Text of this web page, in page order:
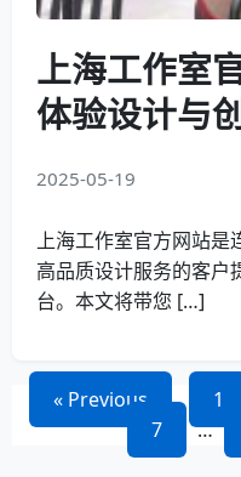
上海工作室
体验设计与
2025-05-19
上海工作室官方网站是
高品质设计服务的客户
台。本文将带您 […]
« Previous 1
7
…